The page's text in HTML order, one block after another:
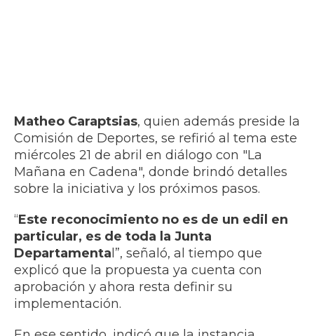
Matheo Caraptsias, quien además preside la
Comisión de Deportes, se refirió al tema este
miércoles 21 de abril en diálogo con "La
Mañana en Cadena", donde brindó detalles
sobre la iniciativa y los próximos pasos.
“Este reconocimiento no es de un edil en
particular, es de toda la Junta
Departamental”, señaló, al tiempo que
explicó que la propuesta ya cuenta con
aprobación y ahora resta definir su
implementación.